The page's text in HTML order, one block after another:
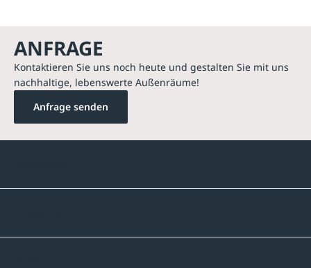
ANFRAGE
Kontaktieren Sie uns noch heute und gestalten Sie mit uns
nachhaltige, lebenswerte Außenräume!
Anfrage senden